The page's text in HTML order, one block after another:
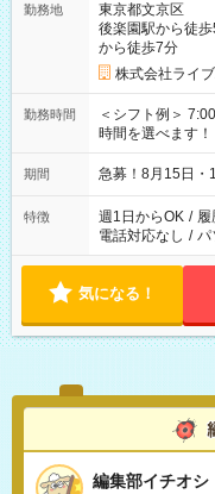
勤務地
東京都文京区
後楽園駅から徒
から徒歩7分
株式会社ライ
勤務時間
＜シフト例＞ 7:00～23:00
時間を選べます
期間 急募！8月15日・
特徴 週1日からOK / 履
電話対応なし / パ
気になる！
編集部イチオシ